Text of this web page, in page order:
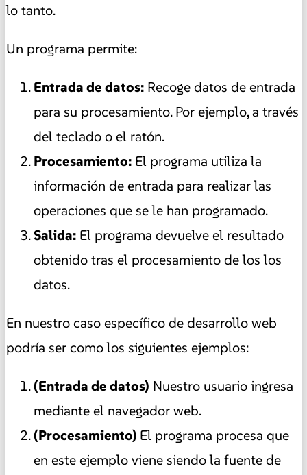
lo tanto.
Un programa permite:
Entrada de datos: Recoge datos de entrada
para su procesamiento. Por ejemplo, a través
del teclado o el ratón.
Procesamiento: El programa utiliza la
información de entrada para realizar las
operaciones que se le han programado.
Salida: El programa devuelve el resultado
obtenido tras el procesamiento de los los
datos.
En nuestro caso específico de desarrollo web
podría ser como los siguientes ejemplos:
(Entrada de datos) Nuestro usuario ingresa
mediante el navegador web.
(Procesamiento) El programa procesa que
en este ejemplo viene siendo la fuente de